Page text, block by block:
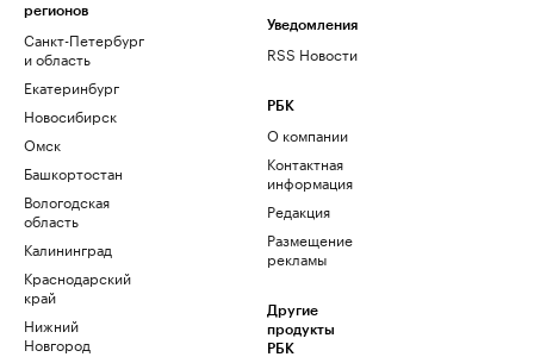
регионов
Санкт-Петербург
и область
Екатеринбург
Новосибирск
Омск
Башкортостан
Вологодская
область
Калининград
Краснодарский
край
Нижний
Новгород
Уведомления
RSS Новости
РБК
О компании
Контактная
информация
Редакция
Размещение
рекламы
Другие
продукты
РБК